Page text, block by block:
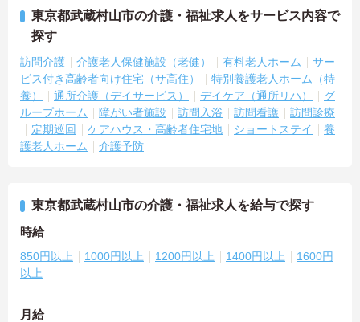
東京都武蔵村山市の介護・福祉求人をサービス内容で
探す
訪問介護 介護老人保健施設（老健） 有料老人ホーム
サー
ビス付き高齢者向け住宅（サ高住）
特別養護老人ホーム（特
養）
通所介護（デイサービス） デイケア（通所リハ）
グ
ループホーム
障がい者施設 訪問入浴 訪問看護
訪問診療
定期巡回
ケアハウス・高齢者住宅地 ショートステイ
養
護老人ホーム
介護予防
東京都武蔵村山市の介護・福祉求人を給与で探す
時給
850円以上 1000円以上 1200円以上 1400円以上
1600円
以上
月給